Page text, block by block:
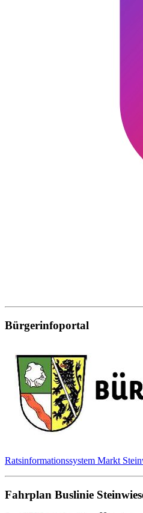
Bürgerinfoportal
Ratsinformationssystem Markt
Fahrplan Buslinie